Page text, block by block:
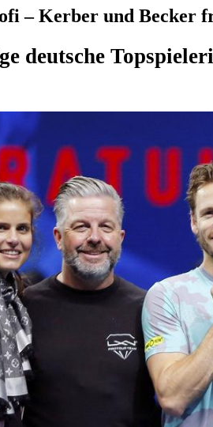
– Kerber und Becker
deutsche